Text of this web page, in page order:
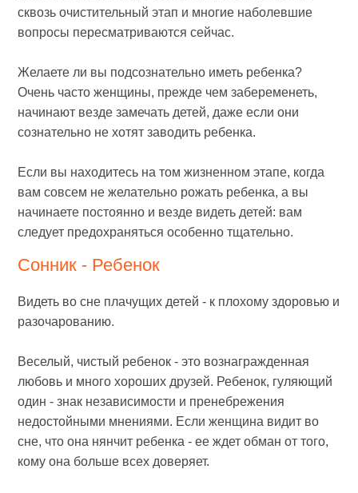
сквозь очистительный этап и многие наболевшие
вопросы пересматриваются сейчас.
Желаете ли вы подсознательно иметь ребенка?
Очень часто женщины, прежде чем забеременеть,
начинают везде замечать детей, даже если они
сознательно не хотят заводить ребенка.
Если вы находитесь на том жизненном этапе, когда
вам совсем не желательно рожать ребенка, а вы
начинаете постоянно и везде видеть детей: вам
следует предохраняться особенно тщательно.
Сонник - Ребенок
Видеть во сне плачущих детей - к плохому здоровью и
разочарованию.
Веселый, чистый ребенок - это вознагражденная
любовь и много хороших друзей. Ребенок, гуляющий
один - знак независимости и пренебрежения
недостойными мнениями. Если женщина видит во
сне, что она нянчит ребенка - ее ждет обман от того,
кому она больше всех доверяет.